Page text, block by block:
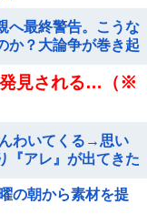
へ最終警告。こうな
か？大論争が巻き起
発見される…（※
わいてくる→思い
『アレ』が出てきた
の朝から素材を提